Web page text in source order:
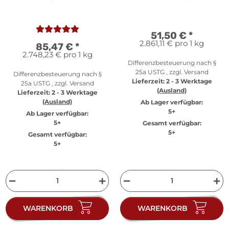
85,47 € *
2.748,23 € pro 1 kg
Differenzbesteuerung nach §
25a USTG , zzgl. Versand
Lieferzeit: 2 - 3 Werktage
(Ausland)
Ab Lager verfügbar:
5+
Gesamt verfügbar:
5+
WARENKORB
51,50 € *
2.861,11 € pro 1 kg
Differenzbesteuerung nach §
25a USTG , zzgl. Versand
Lieferzeit: 2 - 3 Werktage
(Ausland)
Ab Lager verfügbar:
5+
Gesamt verfügbar:
5+
WARENKORB